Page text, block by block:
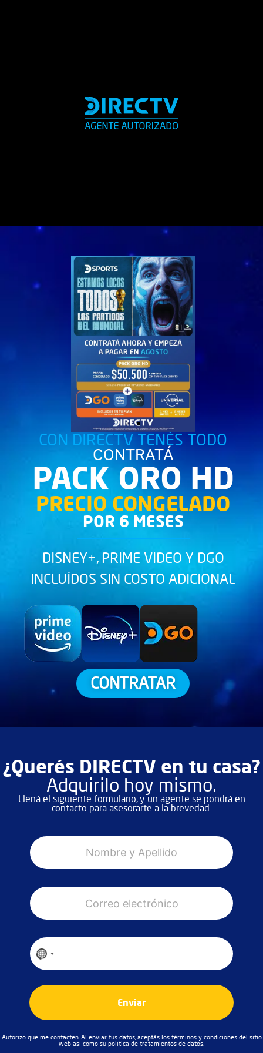
CON DIRECTV TENÉS TODO
CONTRATÁ
PACK ORO HD
PRECIO CONGELADO
POR 6 MESES
DISNEY+, PRIME VIDEO Y DGO
INCLUÍDOS SIN COSTO ADICIONAL
CONTRATAR
¿Querés DIRECTV en tu casa?
Adquirilo hoy mismo.
Llená el siguiente formulario, y un agente se pondrá en
contacto para asesorarte a la brevedad.
N
o
m
e
y
A
e
l
l
o
*
C
o
r
o
e
c
t
r
n
*
*
T
e
l
o
n
No country selected
Enviar
Autorizo que me contacten. Al enviar tus datos, aceptás los términos y condiciones del sitio
web así como su política de tratamientos de datos.